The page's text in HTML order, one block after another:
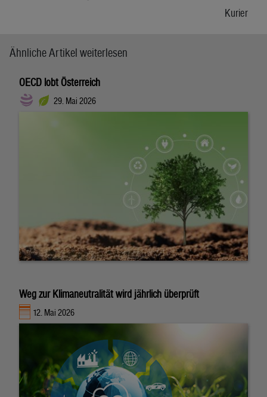
Kurier
Ähnliche Artikel weiterlesen
OECD lobt Österreich
29. Mai 2026
Weg zur Klimaneutralität wird jährlich überprüft
12. Mai 2026